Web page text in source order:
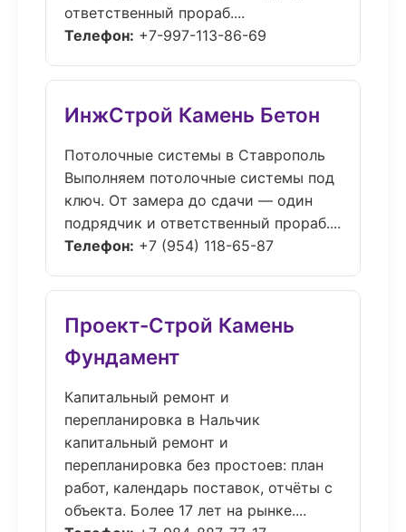
ответственный прораб....
Телефон: +7-997-113-86-69
ИнжСтрой Камень Бетон
Потолочные системы в Ставрополь
Выполняем потолочные системы под
ключ. От замера до сдачи — один
подрядчик и ответственный прораб....
Телефон: +7 (954) 118-65-87
Проект-Строй Камень
Фундамент
Капитальный ремонт и
перепланировка в Нальчик
капитальный ремонт и
перепланировка без простоев: план
работ, календарь поставок, отчёты с
объекта. Более 17 лет на рынке....